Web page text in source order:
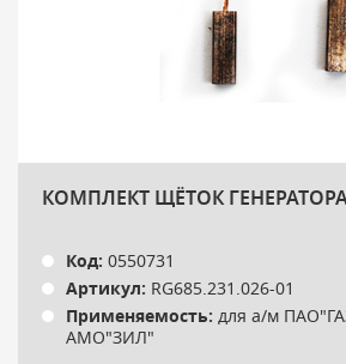
КОМПЛЕКТ ЩЁТОК
Код: 0550731
Артикул: RG685.231.026-01
Применяемость: для а/м
АМО"ЗИЛ"